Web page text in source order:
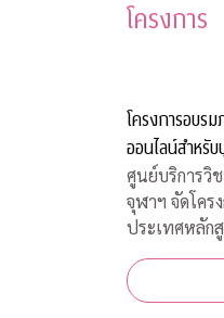
โครงการ
โครงการอบร
ออนไลน์สำหรั
ศูนย์บริการวิ
จุฬาฯ จัดโคร
ประเทศหลัก
ทั่วไป รอบป
หลักสูตรออน
ของผู้สอนแล